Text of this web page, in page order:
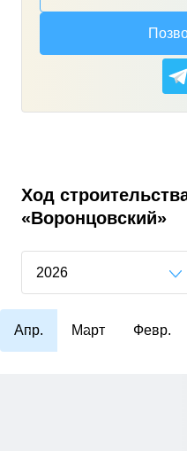
Ход
«Воронцовский»
2026
Апр. Март Февр.